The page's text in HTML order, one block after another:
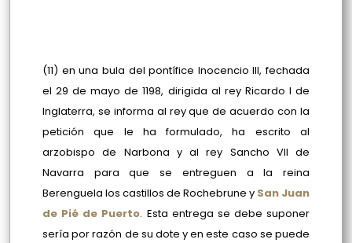
(11) en una bula del pontífice Inocencio III, fechada
el 29 de mayo de 1198, dirigida al rey Ricardo I de
Inglaterra, se informa al rey que de acuerdo con la
petición que le ha formulado, ha escrito al
arzobispo de Narbona y al rey Sancho VII de
Navarra para que se entreguen a la reina
Berenguela los castillos de Rochebrune y San Juan
de Pié de Puerto. Esta entrega se debe suponer
sería por razón de su dote y en este caso se puede